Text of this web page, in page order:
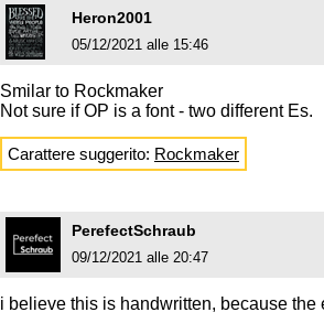
Heron2001
05/12/2021 alle 15:46
Smilar to Rockmaker
Not sure if OP is a font - two different Es.
Carattere suggerito: Rockmaker
PerefectSchraub
09/12/2021 alle 20:47
i believe this is handwritten, because the